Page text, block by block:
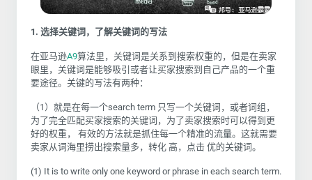
1. 选择关键词，了解关键词的写法
在亚马逊A9算法里，关键词是关系到搜索权重的，但是在卖家
眼里，关键词是能够吸引或者让买家搜索到自己产品的一个重
要途径。关键的写法有两种：
（1）就是在每一个search term 只写一个关键词，或者词组，
为了完全匹配买家搜索的关键词，为了卖家搜索时可以得到更
好的权重， 有效的方法就是抓住每一个精准的流量。这就需要
卖家从词海里捞出搜索量多，转化 高，点击 优的关键词。
(1) It is to write only one keyword or phrase in each search term.